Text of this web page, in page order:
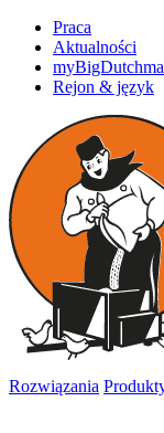
Praca
Aktualności
Rejon & język
Rozwiązania